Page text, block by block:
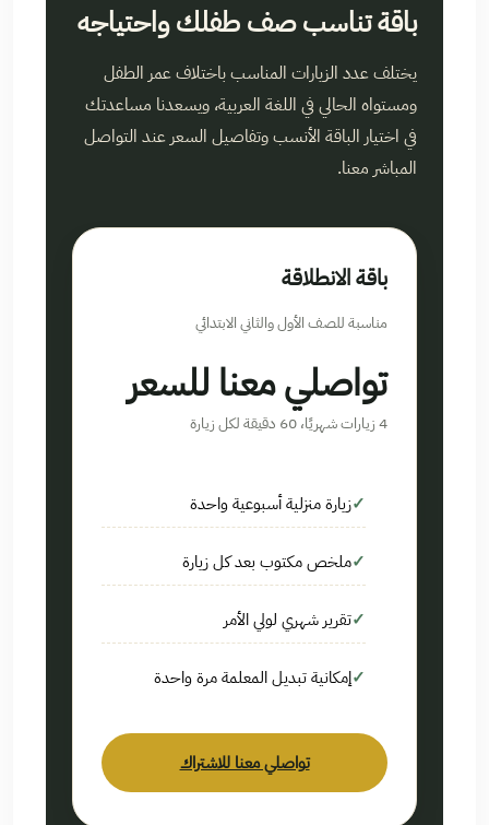
باقة تناسب صف طفلك واحتياجه
يختلف عدد الزيارات المناسب باختلاف عمر الطفل
ومستواه الحالي في اللغة العربية، ويسعدنا مساعدتك
في اختيار الباقة الأنسب وتفاصيل السعر عند التواصل
المباشر معنا.
باقة الانطلاقة
مناسبة للصف الأول والثاني الابتدائي
تواصلي معنا للسعر
4 زيارات شهريًا، 60 دقيقة لكل زيارة
زيارة منزلية أسبوعية واحدة
ملخص مكتوب بعد كل زيارة
تقرير شهري لولي الأمر
إمكانية تبديل المعلمة مرة واحدة
تواصلي معنا للاشتراك